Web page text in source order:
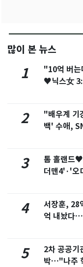
많이 본 뉴스
1
"10억 버
♥닉스女
2
"배우계
백' 수애,
3
톰 홀랜드♥
더맨4'·'오
4
서장훈, 28
억 내놨다
5
2차 공공기
박…"나주